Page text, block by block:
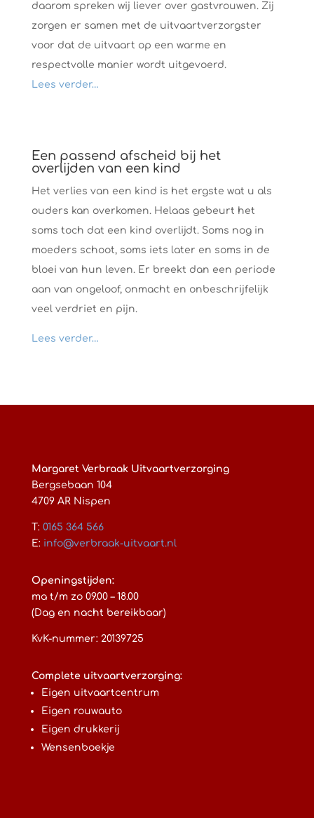
daarom spreken wij liever over gastvrouwen. Zij
zorgen er samen met de uitvaartverzorgster
voor dat de uitvaart op een warme en
respectvolle manier wordt uitgevoerd.
Lees verder…
Een passend afscheid bij het
overlijden van een kind
Het verlies van een kind is het ergste wat u als
ouders kan overkomen. Helaas gebeurt het
soms toch dat een kind overlijdt. Soms nog in
moeders schoot, soms iets later en soms in de
bloei van hun leven. Er breekt dan een periode
aan van ongeloof, onmacht en onbeschrijfelijk
veel verdriet en pijn.
Lees verder…
Margaret Verbraak Uitvaartverzorging
Bergsebaan 104
4709 AR Nispen
T: 0165 364 566
E: info@verbraak-uitvaart.nl
Openingstijden:
ma t/m zo 09.00 – 18.00
(Dag en nacht bereikbaar)
KvK-nummer: 20139725
Complete uitvaartverzorging:
Eigen uitvaartcentrum
Eigen rouwauto
Eigen drukkerij
Wensenboekje